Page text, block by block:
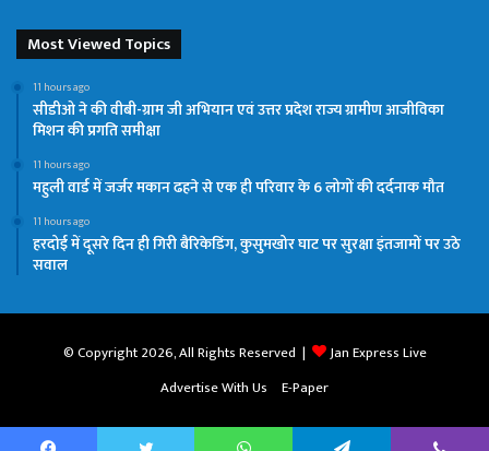
Most Viewed Topics
11 hours ago
सीडीओ ने की वीबी-ग्राम जी अभियान एवं उत्तर प्रदेश राज्य ग्रामीण आजीविका
मिशन की प्रगति समीक्षा
11 hours ago
महुली वार्ड में जर्जर मकान ढहने से एक ही परिवार के 6 लोगों की दर्दनाक मौत
11 hours ago
हरदोई में दूसरे दिन ही गिरी बैरिकेडिंग, कुसुमखोर घाट पर सुरक्षा इंतजामों पर उठे
सवाल
© Copyright 2026, All Rights Reserved |
Jan Express Live
Advertise With Us
E-Paper